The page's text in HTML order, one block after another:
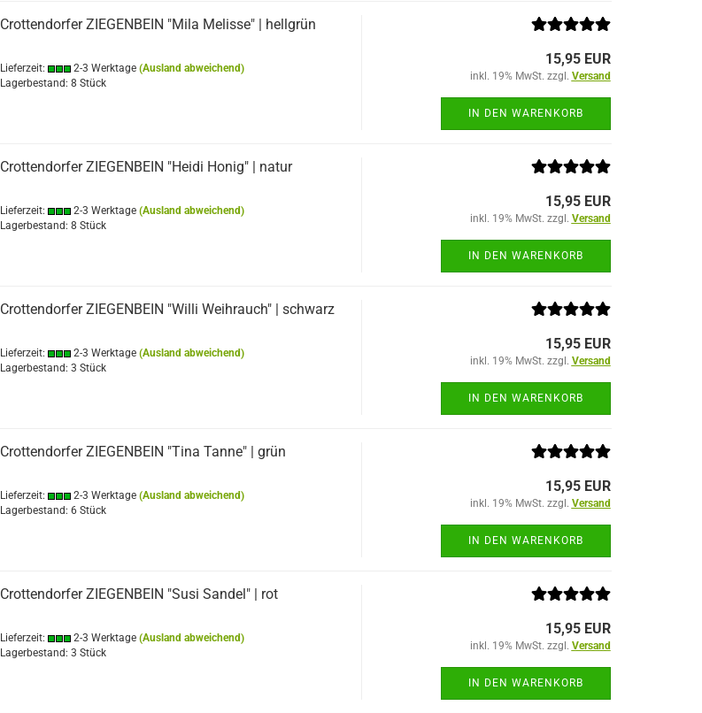
Crottendorfer ZIEGENBEIN "Mila Melisse" | hellgrün
Lieferzeit: 2-3 Werktage (Ausland abweichend)
Lagerbestand: 8 Stück
15,95 EUR
inkl. 19% MwSt. zzgl. Versand
IN DEN WARENKORB
Crottendorfer ZIEGENBEIN "Heidi Honig" | natur
Lieferzeit: 2-3 Werktage (Ausland abweichend)
Lagerbestand: 8 Stück
15,95 EUR
inkl. 19% MwSt. zzgl. Versand
IN DEN WARENKORB
Crottendorfer ZIEGENBEIN "Willi Weihrauch" | schwarz
Lieferzeit: 2-3 Werktage (Ausland abweichend)
Lagerbestand: 3 Stück
15,95 EUR
inkl. 19% MwSt. zzgl. Versand
IN DEN WARENKORB
Crottendorfer ZIEGENBEIN "Tina Tanne" | grün
Lieferzeit: 2-3 Werktage (Ausland abweichend)
Lagerbestand: 6 Stück
15,95 EUR
inkl. 19% MwSt. zzgl. Versand
IN DEN WARENKORB
Crottendorfer ZIEGENBEIN "Susi Sandel" | rot
Lieferzeit: 2-3 Werktage (Ausland abweichend)
Lagerbestand: 3 Stück
15,95 EUR
inkl. 19% MwSt. zzgl. Versand
IN DEN WARENKORB